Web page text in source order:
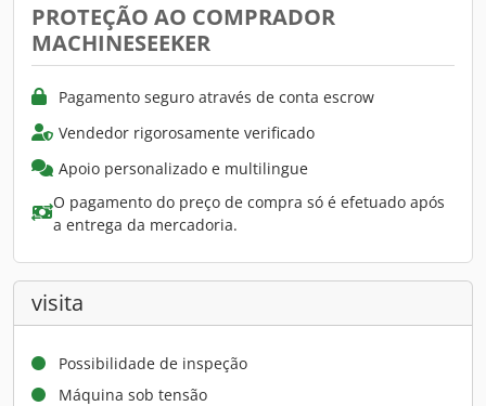
PROTEÇÃO AO COMPRADOR
MACHINESEEKER
Pagamento seguro através de conta escrow
Vendedor rigorosamente verificado
Apoio personalizado e multilingue
O pagamento do preço de compra só é efetuado após
a entrega da mercadoria.
visita
Possibilidade de inspeção
Máquina sob tensão